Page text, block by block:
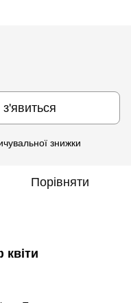
знижки
Порівняти